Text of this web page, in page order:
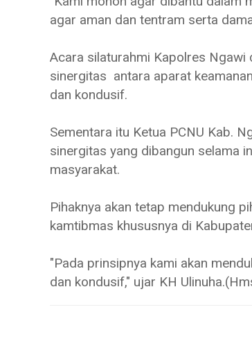
agar aman dan tentram serta
Acara silaturahmi Kapolres Ngawi
sinergitas antara aparat
dan kondusif.
Sementara itu Ketua PCNU Kab.
sinergitas yang dibangun selama
masyarakat.
Pihaknya akan tetap mendukung
kamtibmas khususnya di
"Pada prinsipnya kami akan
dan kondusif," ujar KH